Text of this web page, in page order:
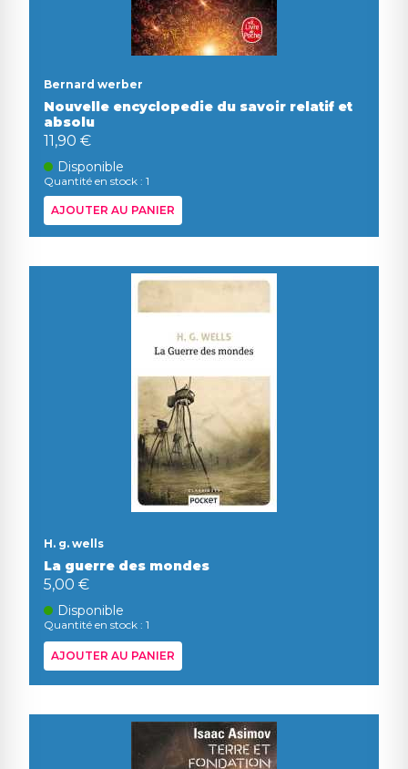
Bernard werber
Nouvelle encyclopedie du savoir relatif et
absolu
11,90 €
Disponible
Quantité en stock : 1
AJOUTER AU PANIER
H. g. wells
La guerre des mondes
5,00 €
Disponible
Quantité en stock : 1
AJOUTER AU PANIER